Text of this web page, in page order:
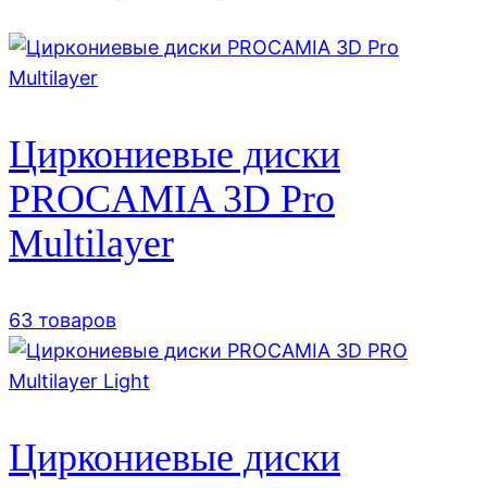
Циркониевые диски
PROCAMIA 3D Pro
Multilayer
63 товаров
Циркониевые диски